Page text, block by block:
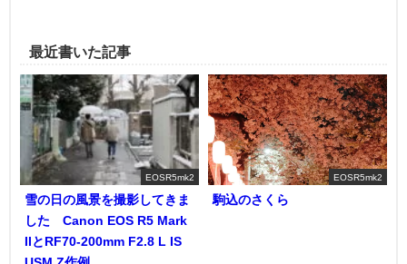
最近書いた記事
EOSR5mk2
雪の日の風景を撮影してきま
した Canon EOS R5 Mark
IIとRF70-200mm F2.8 L IS
EOSR5mk2
駒込のさくら